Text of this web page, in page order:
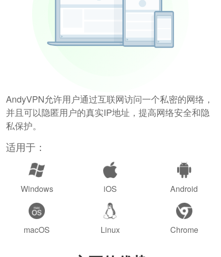
AndyVPN允许用户通过互联网访问一个私密的网络，
并且可以隐匿用户的真实IP地址，提高网络安全和隐
私保护。
适用于：
Windows iOS Android
macOS Linux Chrome